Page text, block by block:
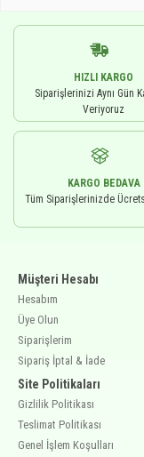
HIZLI KARGO
Siparişlerinizi Aynı Gün
Veriyoruz
KARGO BEDAVA
Tüm Siparişlerinizde
Müşteri Hesabı
Hesabım
Üye Olun
Siparişlerim
Sipariş İptal & İade
Site Politikaları
Gizlilik Politikası
Teslimat Politikası
Genel İşlem Koşulları